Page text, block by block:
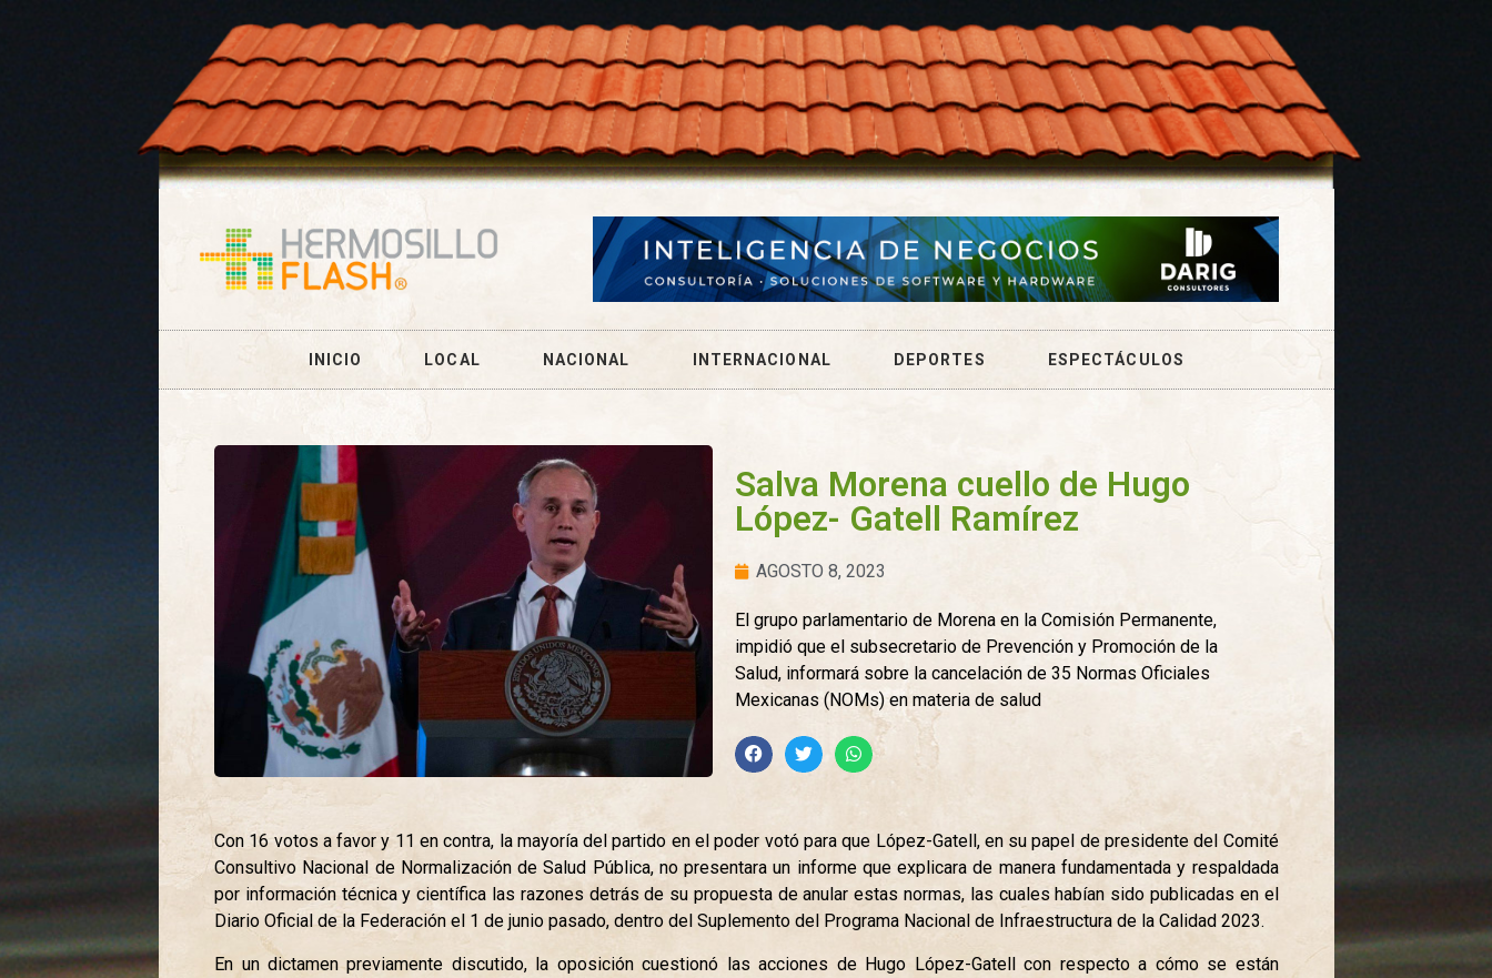
INICIO LOCAL NACIONAL INTERNACIONAL DEPORTES ESPECTÁCULOS
Salva Morena cuello de Hugo
López- Gatell Ramírez
AGOSTO 8, 2023
El grupo parlamentario de Morena en la Comisión Permanente,
impidió que el subsecretario de Prevención y Promoción de la
Salud, informará sobre la cancelación de 35 Normas Oficiales
Mexicanas (NOMs) en materia de salud
Con 16 votos a favor y 11 en contra, la mayoría del partido en el poder votó para que López-Gatell, en su papel de presidente del Comité
Consultivo Nacional de Normalización de Salud Pública, no presentara un informe que explicara de manera fundamentada y respaldada
por información técnica y científica las razones detrás de su propuesta de anular estas normas, las cuales habían sido publicadas en el
Diario Oficial de la Federación el 1 de junio pasado, dentro del Suplemento del Programa Nacional de Infraestructura de la Calidad 2023.
En un dictamen previamente discutido, la oposición cuestionó las acciones de Hugo López-Gatell con respecto a cómo se están